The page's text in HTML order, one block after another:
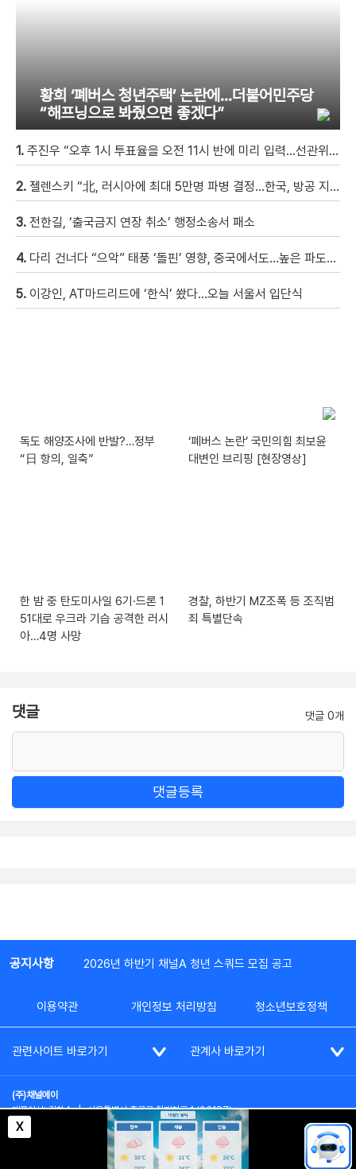
황희 ‘폐버스 청년주택’ 논란에…더불어민주당
“해프닝으로 봐줬으면 좋겠다”
1. 주진우 “오후 1시 투표율을 오전 11시 반에 미리 입력…선관위 ‘타임머신 조작‘” [현장영상]
2. 젤렌스키 “北, 러시아에 최대 5만명 파병 결정…한국, 방공 지원해달라”
3. 전한길, ‘출국금지 연장 취소’ 행정소송서 패소
4. 다리 건너다 “으악” 태풍 ‘돌핀’ 영향, 중국에서도…높은 파도에 휩쓸려 9세 아이 실종 [현장영상]
5. 이강인, AT마드리드에 ‘한식’ 쐈다…오늘 서울서 입단식
독도 해양조사에 반발?…정부
“日 항의, 일축”
‘폐버스 논란’ 국민의힘 최보윤
대변인 브리핑 [현장영상]
한 밤 중 탄도미사일 6기·드론 1
51대로 우크라 기습 공격한 러시
아…4명 사망
경찰, 하반기 MZ조폭 등 조직범
죄 특별단속
댓글 댓글 0개
댓글등록
X
공지사항 2026년 하반기 채널A 청년 스쿼드 모집 공고
이용약관 개인정보 처리방침 청소년보호정책
관련사이트 바로가기 관계사 바로가기
(주)채널에이
대표이사: 김차수 | 서울특별시 종로구 청계천로 1 (03187)
부가통신사업신고: 022357호 | 사업자등록번호: 101-86-62787
대표전화: (02)2020-3114
시청자상담실: (02)2020-3100
통신판매업신고: 제2012-서울종로-0195호